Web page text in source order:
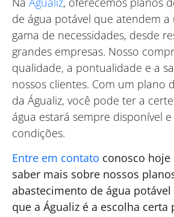
de água potável que atendem a
gama de necessidades, desde
grandes empresas. Nosso
qualidade, a pontualidade e a
nossos clientes. Com um plano
da Águaliz, você pode ter a
água estará sempre disponível
condições.
Entre em contato conosco
saber mais sobre nossos
abastecimento de água
que a Águaliz é a escolha certa